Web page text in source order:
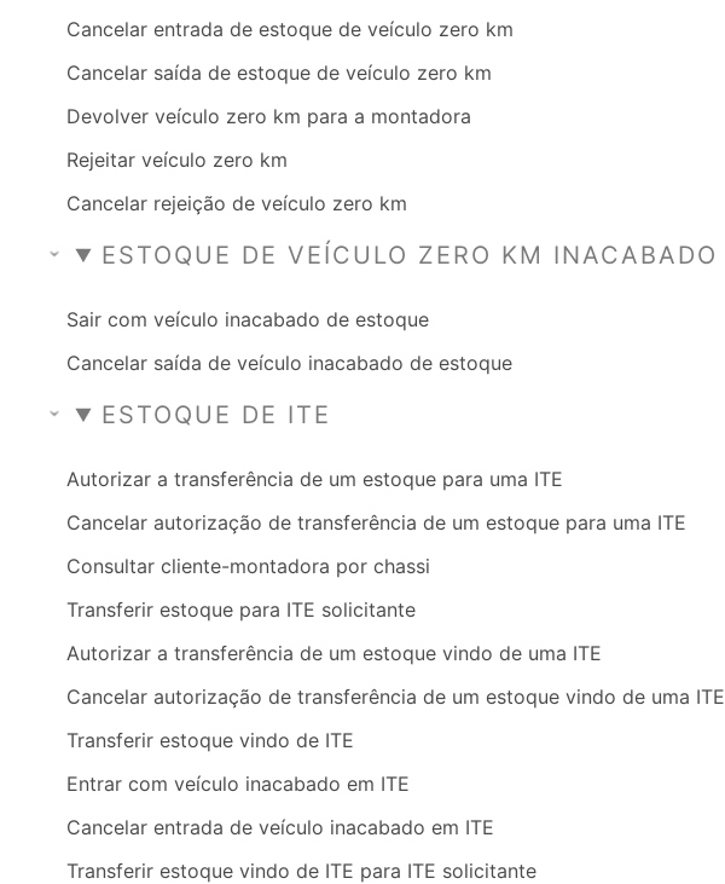
Cancelar entrada de estoque de veículo zero km
Cancelar saída de estoque de veículo zero km
Devolver veículo zero km para a montadora
Rejeitar veículo zero km
Cancelar rejeição de veículo zero km
ESTOQUE DE VEÍCULO ZERO KM INACABADO
Sair com veículo inacabado de estoque
Cancelar saída de veículo inacabado de estoque
ESTOQUE DE ITE
Autorizar a transferência de um estoque para uma ITE
Cancelar autorização de transferência de um estoque para uma ITE
Consultar cliente-montadora por chassi
Transferir estoque para ITE solicitante
Autorizar a transferência de um estoque vindo de uma ITE
Cancelar autorização de transferência de um estoque vindo de uma ITE
Transferir estoque vindo de ITE
Entrar com veículo inacabado em ITE
Cancelar entrada de veículo inacabado em ITE
Transferir estoque vindo de ITE para ITE solicitante